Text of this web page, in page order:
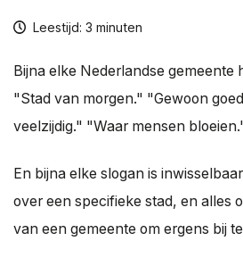
Contact
Leestijd: 3 minuten
Bijna elke Nederlandse gemeente
"Stad van morgen." "Gewoon
veelzijdig." "Waar mensen
En bijna elke slogan is
over een specifieke stad, en alles
van een gemeente om ergens bij